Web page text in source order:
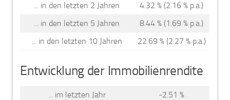
... in den letzten 2 Jahren
4.32 % (2.16 % p.a.)
... in den letzten 5 Jahren
8.44 % (1.69 % p.a.)
... in den letzten 10 Jahren
22.69 % (2.27 % p.a.)
Entwicklung der Immobilienrendite
... im letzten Jahr
-2.51 %